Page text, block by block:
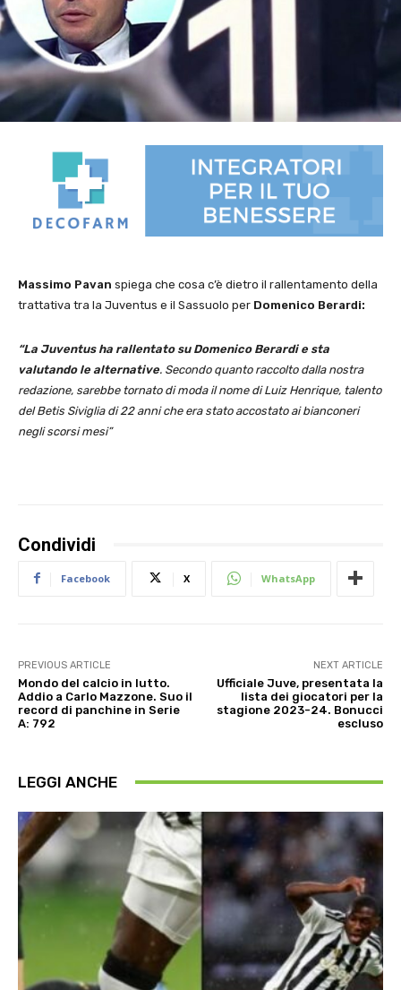
Massimo Pavan spiega che cosa c’è dietro il rallentamento della
trattativa tra la Juventus e il Sassuolo per Domenico Berardi:
“La Juventus ha rallentato su Domenico Berardi e sta
valutando le alternative. Secondo quanto raccolto dalla nostra
redazione, sarebbe tornato di moda il nome di Luiz Henrique, talento
del Betis Siviglia di 22 anni che era stato accostato ai bianconeri
negli scorsi mesi”
Condividi
Facebook X WhatsApp
PREVIOUS ARTICLE
Mondo del calcio in lutto.
Addio a Carlo Mazzone. Suo il
record di panchine in Serie
A: 792
NEXT ARTICLE
Ufficiale Juve, presentata la
lista dei giocatori per la
stagione 2023-24. Bonucci
escluso
LEGGI ANCHE